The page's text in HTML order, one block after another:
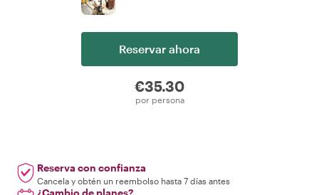
Reservar ahora
€35.30
por persona
Reserva con confianza
Cancela y obtén un reembolso hasta 7 días antes
¿Cambio de planes?